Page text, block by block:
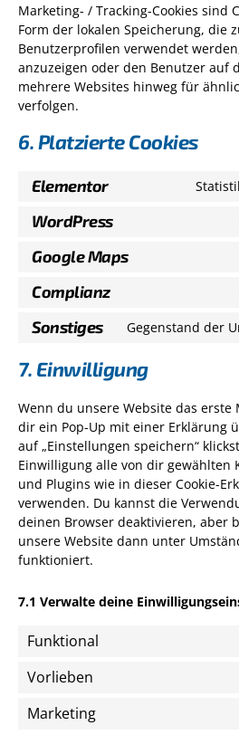
Marketing- / Tracking-Cookies sind
Form der lokalen Speicherung, die
Benutzerprofilen verwendet
anzuzeigen oder den Benutzer auf
mehrere Websites hinweg für
verfolgen.
6. Platzierte Cookies
Elementor
WordPress
Google Maps
Complianz
Sonstiges Gegenstand der
7. Einwilligung
Wenn du unsere Website das erste
dir ein Pop-Up mit einer Erklärung
auf „Einstellungen speichern“
Einwilligung alle von dir gewählten
und Plugins wie in dieser Cookie-
verwenden. Du kannst die
deinen Browser deaktivieren, aber
unsere Website dann unter
funktioniert.
7.1 Verwalte deine
Funktional
Vorlieben
Marketing